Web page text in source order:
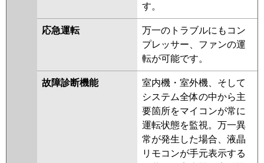
す。
応急運転
万一のトラブルにもコン
プレッサー、ファンの運
転が可能です。
故障診断機能
室内機・室外機、そして
システム全体の中から主
要箇所をマイコンが常に
運転状態を監視。万一異
常が発生した場合、液晶
リモコンが手元表示する